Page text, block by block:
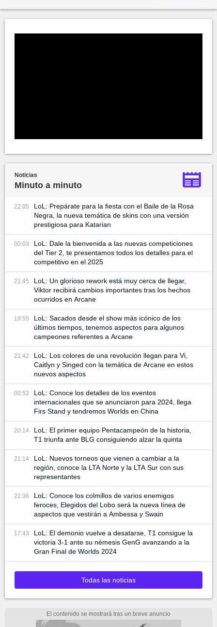
Noticias
Minuto a minuto
22:05
LoL: Prepárate para la fiesta con el Baile de la Rosa
Negra, la nueva temática de skins con una versión
prestigiosa para Katarian
00:03
LoL: Dale la bienvenida a las nuevas competiciones
del Tier 2, te presentamos todos los detalles para el
competitivo en el 2025
21:45
LoL: Un glorioso rework está muy cerca de llegar,
Viktor recibirá cambios importantes tras los hechos
ocurridos en Arcane
19:55
LoL: Sacados desde el show más icónico de los
últimos tiempos, tenemos aspectos para algunos
campeones referentes a Arcane
21:42
LoL: Los colores de una revolución llegan para Vi,
Caitlyn y Singed con la temática de Arcane en estos
nuevos aspectos
00:53
LoL: Conoce los detalles de los eventos
internacionales que se anunciaron para 2024, llega
Firs Stand y tendremos Worlds en China
20:14
LoL: El primer equipo Pentacampeón de la historia,
T1 triunfa ante BLG consiguiendo alzar la quinta
21:14
LoL: Nuevos torneos que vienen a cambiar a la
región, conoce la LTA Norte y la LTA Sur con sus
representantes
22:36
LoL: Conoce los colmillos de varios enemigos
feroces, Elegidos del Lobo será la nueva línea de
aspectos que vestirán a Ambessa y Swain
17:43
LoL: El demonio vuelve a desatarse, T1 consigue la
victoria 3-1 ante su némesis GenG avanzando a la
Gran Final de Worlds 2024
Todas las noticias